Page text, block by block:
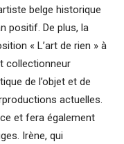
belge historique
positif. De plus, la
« L’art de rien » à
collectionneur
de l’objet et de
actuelles.
et fera également
Irène, qui